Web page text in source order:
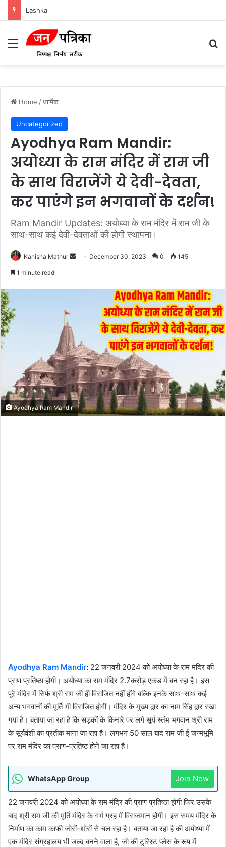
Menu
Home /धार्मिक
Uncategorized
Ayodhya Ram Mandir:
अयोध्या के राम मंदिर में राम जी
के साथ विराजेंगे ये देवी-देवता,
कर पाएंगे इन भगवानों के दर्शन!
Ram Mandir Updates: अयोध्या के राम मंदिर में राम जी के
साथ-साथ कई देवी-देवताओं की होगी स्थापना।
Kanisha Mathur
Send December 30, 2023 0 145
1 minute read
Ayodhya Ram Mandir
Ayodhya Ram Mandir: 22 जनवरी 2024 को अयोध्या के राम मंदिर की
प्राण प्रतिष्ठा होगी। अयोध्या का राम मंदिर 2.7करोड़ एकड़ में बन रहा है। इस
पूरे मंदिर में सिर्फ श्री राम जी ही विराजित नहीं होंगे बल्कि इनके साथ-साथ कई
अन्य भगवानों की मूर्ति भी विराजित होगी। मंदिर के मुख्य द्वार का नाम सिंह द्वार रखा
गया है। बताया जा रहा है कि सड़कों के किनारे पर लगे सूर्य स्तंभ भगवान श्री राम
के सूर्यवंशी का प्रतीक माना जा रहा है। लगभग 50 साल बाद राम जी ई जन्मभूमि
पर राम मंदिर का प्राण-प्रतिष्ठ होने जा रहा है।
WhatsApp Group Join Now
22 जनवरी 2024 को अयोध्या के राम मंदिर की प्राण प्रतिष्ठा होगी फिर उसके
बाद श्री राम जी की मूर्ति मंदिर के गर्भ ग्रह में विराजमान होगी। इस समय मंदिर के
निर्माण का काम काफी जोरों-शोरों से चल रहा है। बताया जा रहा है की अयोध्या में
एक मंदिर संग्रहालय भी जल्द बनने वाला है, जो की टुरिस्ट प्लेस के रूप में